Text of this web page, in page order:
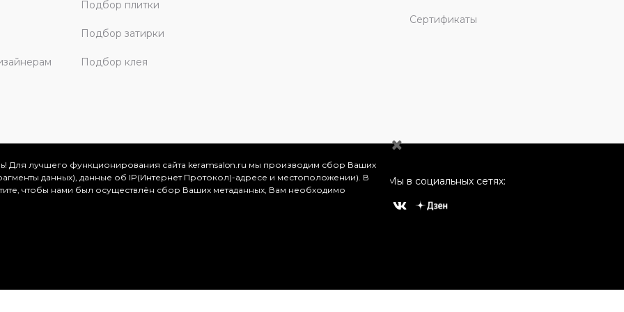
Подбор плитки
Подбор затирки
Подбор клея
Сертификаты
и Московской области, 2026
представлена на сайте в ознакомительных целях и ни
определяемой положениями Статьи 437 (2) Гражданского
Мы в социальных сетях:
Для лучшего функционирования сайта keramsalon.ru мы производим сбор Ваших
данных), данные об IP(Интернет Протокол)-адресе и местоположении). В
чтобы нами был осуществлён сбор Ваших метаданных, Вам необходимо